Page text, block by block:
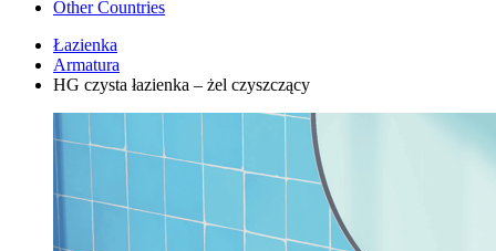
Other Countries
Łazienka
Armatura
HG czysta łazienka – żel czyszczący